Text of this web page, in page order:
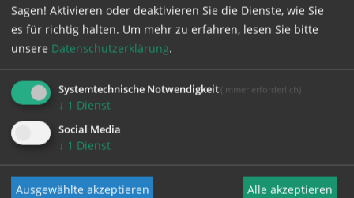
Bitte melden Sie sich mit Ihrem Benutzernamen
und Passwort an.
Benutzername
Sagen! Aktivieren oder deaktivieren Sie die Dienste, wie Sie
es für richtig halten. Um mehr zu erfahren, lesen Sie bitte
unsere Datenschutzerklärung.
Systemtechnische Notwendigkeit (immer erforderlich)
↓ 1 Dienst
Social Media
↓ 1 Dienst
Ausgewählte akzeptieren Alle akzeptieren